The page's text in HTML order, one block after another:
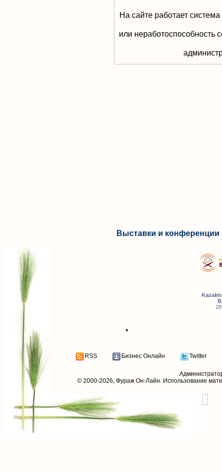
На сайте работает
или неработоспособность
Выставки и конференции
RSS Бизнес Онлайн Twitter
© 2000-2026, Фураж Он-Лайн. Использование